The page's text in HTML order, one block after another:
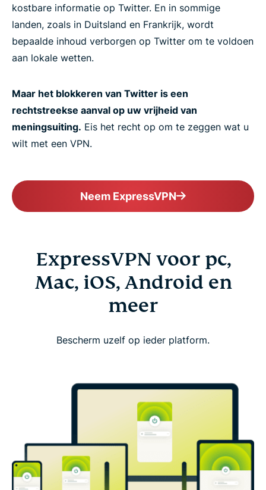
kostbare informatie op Twitter. En in sommige
landen, zoals in Duitsland en Frankrijk, wordt
bepaalde inhoud verborgen op Twitter om te voldoen
aan lokale wetten.
Maar het blokkeren van Twitter is een
rechtstreekse aanval op uw vrijheid van
meningsuiting. Eis het recht op om te zeggen wat u
wilt met een VPN.
Neem ExpressVPN
ExpressVPN voor pc,
Mac, iOS, Android en
meer
Bescherm uzelf op ieder platform.